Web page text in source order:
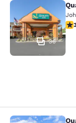
Quality
36